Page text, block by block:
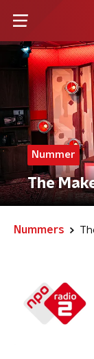
Nummer
The
Nummers